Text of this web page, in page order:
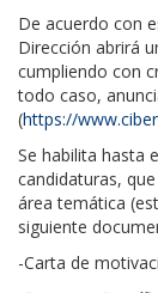
De acuerdo con
Dirección abrirá
cumpliendo con
todo caso,
(https://
Se habilita hasta
candidaturas,
área temática (
siguiente
-Carta de